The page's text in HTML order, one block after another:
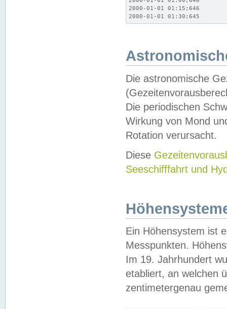
2000-01-01 01:15;646
2000-01-01 01:30;645
Die astronomische
Die periodischen
Wirkung von Mond
Rotation verursacht.
Diese
Seeschifffahrt und
Ein Höhensystem ist
Messpunkten.
Im 19. Jahrhundert
etabliert, an welchen
zentimetergenau